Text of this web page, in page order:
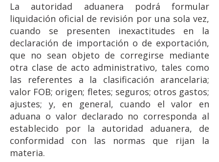
La autoridad aduanera podrá formular
liquidación oficial de revisión por una sola vez,
cuando se presenten inexactitudes en la
declaración de importación o de exportación,
que no sean objeto de corregirse mediante
otra clase de acto administrativo, tales como
las referentes a la clasificación arancelaria;
valor FOB; origen; fletes; seguros; otros gastos;
ajustes; y, en general, cuando el valor en
aduana o valor declarado no corresponda al
establecido por la autoridad aduanera, de
conformidad con las normas que rijan la
materia.